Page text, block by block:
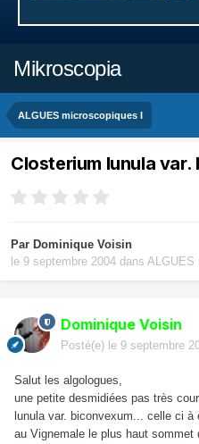
Mikroscopia
ALGUES microscopiques I
Closterium lunula var.
Par Dominique Voisin
le 9 septembre 2004 dans ALGUES
Dominique Voisin
Posté(e) le 9 septembre
Salut les algologues,
une petite desmidiées pas très
lunula var. biconvexum... celle ci
au Vignemale le plus haut